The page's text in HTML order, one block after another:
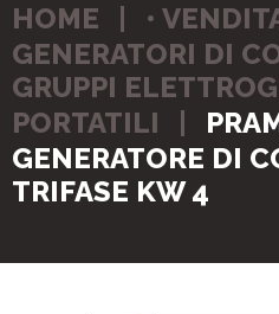
HOME •
GENERATORI DI
GRUPPI
PORTATILI
GENERATORE DI
TRIFASE KW 4